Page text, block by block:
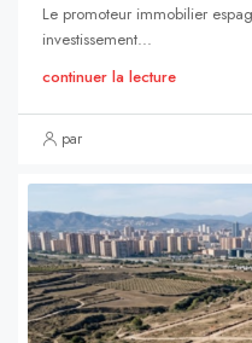
Le promoteur immobilier
investissement...
continuer la lecture
par